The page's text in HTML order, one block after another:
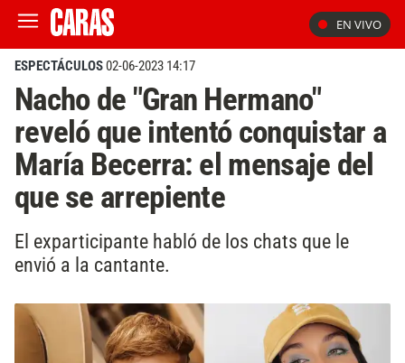
EN VIVO
ESPECTÁCULOS02-06-2023 14:17
Nacho de "Gran Hermano"
reveló que intentó conquistar a
María Becerra: el mensaje del
que se arrepiente
El exparticipante habló de los chats que le
envió a la cantante.